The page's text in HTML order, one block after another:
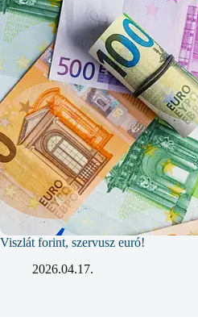
Viszlát forint, szervusz euró!
2026.04.17.